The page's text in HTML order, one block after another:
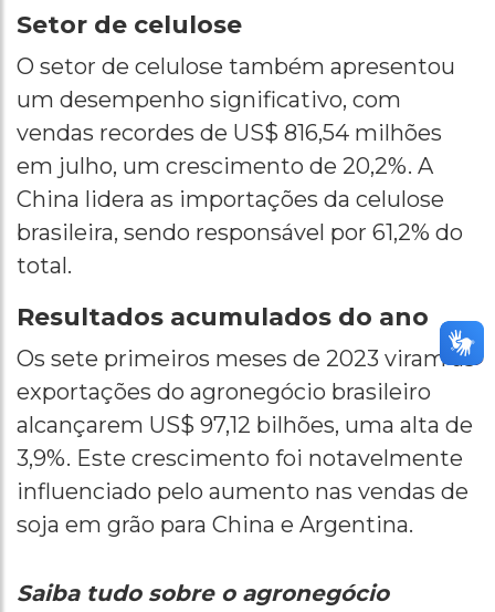
Setor de celulose
O setor de celulose também apresentou
um desempenho significativo, com
vendas recordes de US$ 816,54 milhões
em julho, um crescimento de 20,2%. A
China lidera as importações da celulose
brasileira, sendo responsável por 61,2% do
total.
Resultados acumulados do ano
Os sete primeiros meses de 2023 viram as
exportações do agronegócio brasileiro
alcançarem US$ 97,12 bilhões, uma alta de
3,9%. Este crescimento foi notavelmente
influenciado pelo aumento nas vendas de
soja em grão para China e Argentina.
Saiba tudo sobre o agronegócio